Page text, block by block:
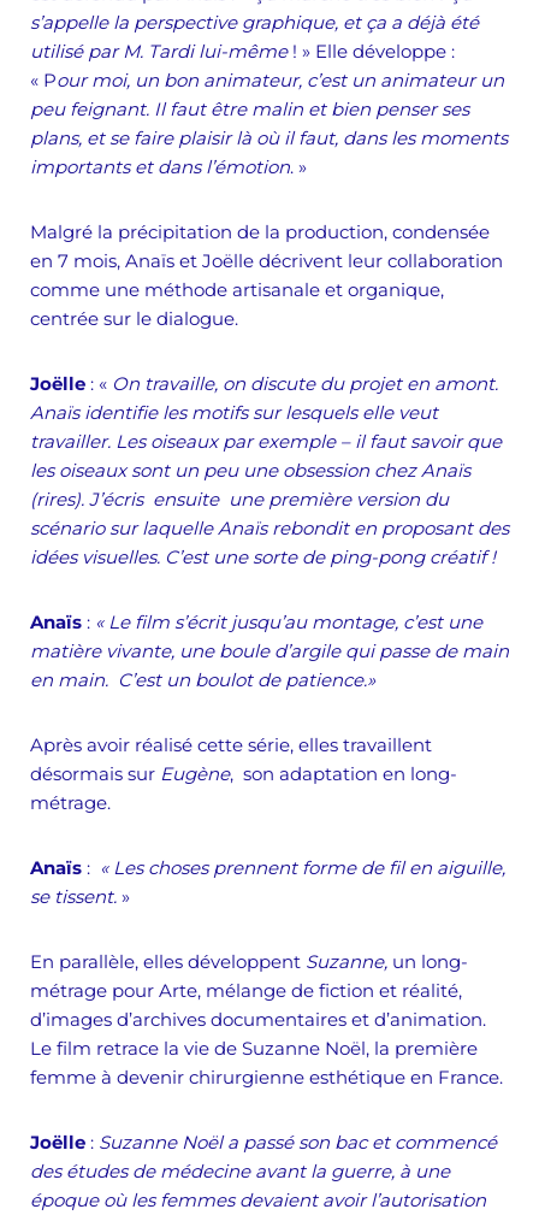
s’appelle la perspective graphique, et ça a déjà été
utilisé par M. Tardi lui-même ! » Elle développe :
« Pour moi, un bon animateur, c’est un animateur un
peu feignant. Il faut être malin et bien penser ses
plans, et se faire plaisir là où il faut, dans les moments
importants et dans l’émotion. »
Malgré la précipitation de la production, condensée
en 7 mois, Anaïs et Joëlle décrivent leur collaboration
comme une méthode artisanale et organique,
centrée sur le dialogue.
Joëlle : « On travaille, on discute du projet en amont.
Anaïs identifie les motifs sur lesquels elle veut
travailler. Les oiseaux par exemple – il faut savoir que
les oiseaux sont un peu une obsession chez Anaïs
(rires). J’écris ensuite une première version du
scénario sur laquelle Anaïs rebondit en proposant des
idées visuelles. C’est une sorte de ping-pong créatif !
Anaïs : « Le film s’écrit jusqu’au montage, c’est une
matière vivante, une boule d’argile qui passe de main
en main. C’est un boulot de patience.»
Après avoir réalisé cette série, elles travaillent
désormais sur Eugène, son adaptation en long-
métrage.
Anaïs : « Les choses prennent forme de fil en aiguille,
se tissent. »
En parallèle, elles développent Suzanne, un long-
métrage pour Arte, mélange de fiction et réalité,
d’images d’archives documentaires et d’animation.
Le film retrace la vie de Suzanne Noël, la première
femme à devenir chirurgienne esthétique en France.
Joëlle : Suzanne Noël a passé son bac et commencé
des études de médecine avant la guerre, à une
époque où les femmes devaient avoir l’autorisation